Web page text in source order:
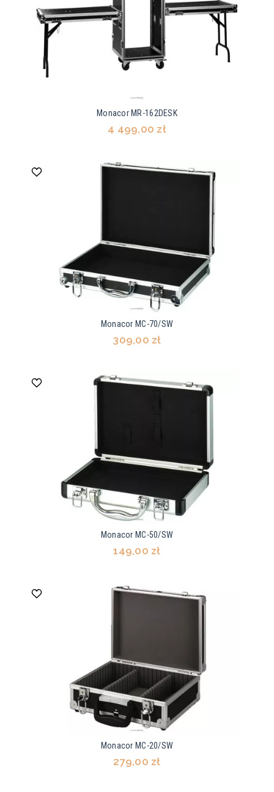
Monacor MR-162DESK
4 499,00 zł
Monacor MC-70/SW
309,00 zł
Monacor MC-50/SW
149,00 zł
Monacor MC-20/SW
279,00 zł